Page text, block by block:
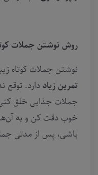
روش نوشتن جملات
نوشتن جملات کوتاه
تمرین زیاددارد. توقع
جملات جذابی خلق
خوب دقت کن و به
باشی، پس از مدتی